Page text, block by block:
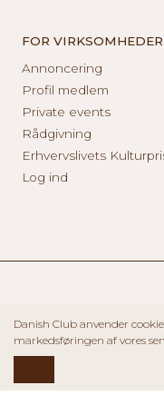
FOR VIRKSOMHEDER
Annoncering
Profil medlem
Private events
Rådgivning
Erhvervslivets
Log ind
Danish Club anvender
markedsføringen af vores